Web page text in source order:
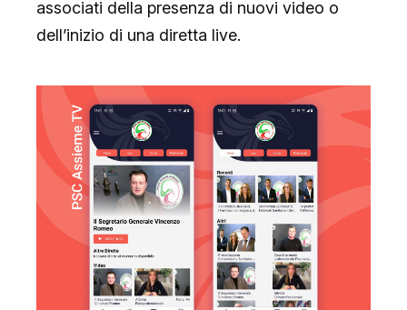
associati della presenza di nuovi video o
dell’inizio di una diretta live.